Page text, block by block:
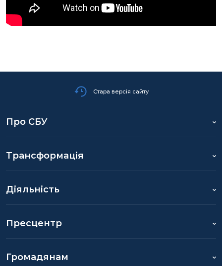
Стара версія сайту
Про СБУ
Трансформація
Діяльність
Пресцентр
Громадянам